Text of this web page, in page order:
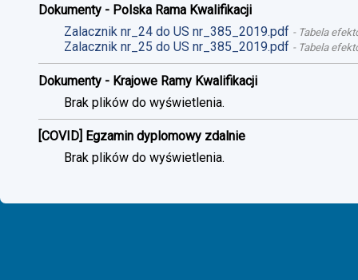
Dokumenty - Polska Rama Kwalifikacji
Zalacznik nr_24 do US nr_385_2019.pdf - Tabela
Zalacznik nr_25 do US nr_385_2019.pdf - Tabela
Dokumenty - Krajowe Ramy Kwalifikacji
Brak plików do wyświetlenia.
[COVID] Egzamin dyplomowy zdalnie
Brak plików do wyświetlenia.